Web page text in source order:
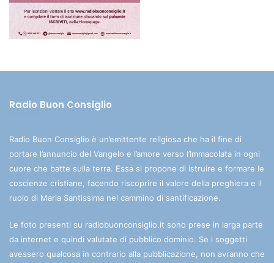
Radio Buon Consiglio
Radio Buon Consiglio è un’emittente religiosa che ha il fine di
portare l’annuncio del Vangelo e l’amore verso l’Immacolata in ogni
cuore che batte sulla terra. Essa si propone di istruire e formare le
coscienze cristiane, facendo riscoprire il valore della preghiera e il
ruolo di Maria Santissima nel cammino di santificazione.
Le foto presenti su radiobuonconsiglio.it sono prese in larga parte
da internet e quindi valutate di pubblico dominio. Se i soggetti
avessero qualcosa in contrario alla pubblicazione, non avranno che